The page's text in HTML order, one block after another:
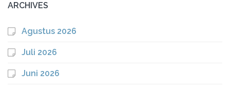
ARCHIVES
Agustus 2026
Juli 2026
Juni 2026